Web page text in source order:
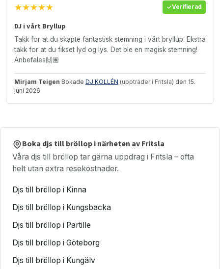
★★★★★ Verifierad
DJ i vårt Bryllup
Takk for at du skapte fantastisk stemning i vårt bryllup. Ekstra
takk for at du fikset lyd og lys. Det ble en magisk stemning!
Anbefales🙌🏽
Mirjam Teigen Bokade DJ KOLLÉN (uppträder i Fritsla) den 15.
juni 2026
Boka djs till bröllop i närheten av Fritsla
Våra djs till bröllop tar gärna uppdrag i Fritsla – ofta
helt utan extra resekostnader.
Djs till bröllop i Kinna
Djs till bröllop i Kungsbacka
Djs till bröllop i Partille
Djs till bröllop i Göteborg
Djs till bröllop i Kungälv